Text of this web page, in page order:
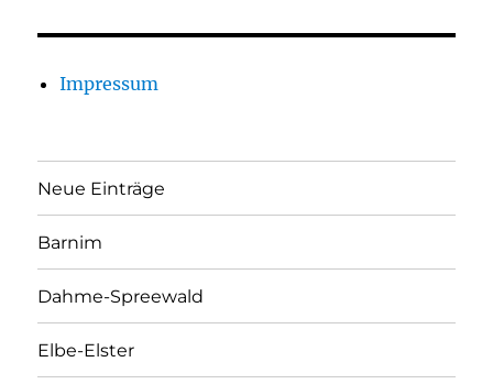
Impressum
Neue Einträge
Barnim
Dahme-Spreewald
Elbe-Elster